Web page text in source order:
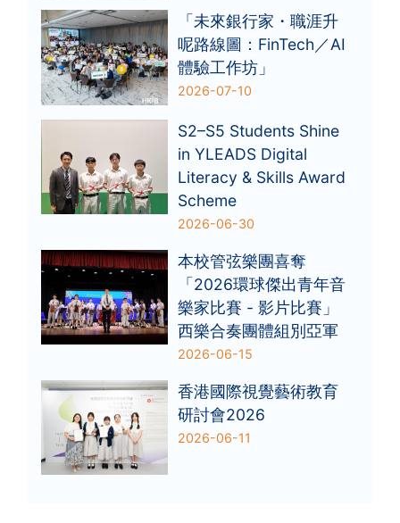
「未來銀行家・職涯升
呢路線圖：FinTech／AI
體驗工作坊」
2026-07-10
S2–S5 Students Shine
in YLEADS Digital
Literacy & Skills Award
Scheme
2026-06-30
本校管弦樂團喜奪
「2026環球傑出青年音
樂家比賽 - 影片比賽」
西樂合奏團體組別亞軍
2026-06-15
香港國際視覺藝術教育
研討會2026
2026-06-11